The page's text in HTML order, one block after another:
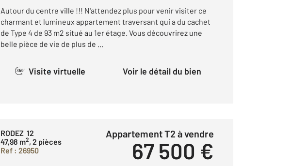
Autour du centre ville !!! N'attendez plus pour venir visiter ce
charmant et lumineux appartement traversant qui a du cachet
de Type 4 de 93 m2 situé au 1er étage. Vous découvrirez une
belle pièce de vie de plus de ...
360° Visite virtuelle Voir le détail du bien
RODEZ 12
47,98 m2, 2 pièces
Ref : 26950
Appartement T2 à vendre
67 500 €